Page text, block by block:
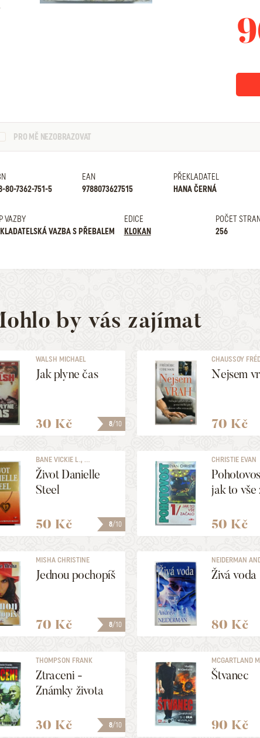
PRO MĚ NEZOBRAZOVAT
80-7362-751-5
EAN
9788073627515
PŘEKLADATEL
HANA ČERNÁ
VAZBY
VAZBA S PŘEBALEM
EDICE
KLOKAN
POČET STRAN
256
by vás zajímat
8/10
WALSH MICHAEL
Jak plyne čas
30 Kč
CHAUSSOY
Nejsem
70 Kč
8/10
BANE VICKIE L., ...
Život Danielle
Steel
50 Kč
CHRISTIE EVAN
jak to vše
50 Kč
8/10
MISHA CHRISTINE
Jednou pochopíš
70 Kč
NEIDERMAN
Živá voda
80 Kč
8/10
THOMPSON FRANK
Ztraceni -
Známky života
30 Kč
MCGARTLAND
Štvanec
90 Kč